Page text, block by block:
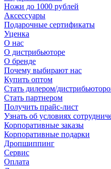
Ножи до 1000 рублей
Аксессуары
Подарочные сертификаты
Уценка
О нас
О дистрибьюторе
О бренде
Почему выбирают нас
Купить оптом
Стать дилером/
Стать партнером
Получить прайс-лист
Узнать об условиях
Корпоративные заказы
Корпоративные подарки
Дропшиппинг
Сервис
Оплата